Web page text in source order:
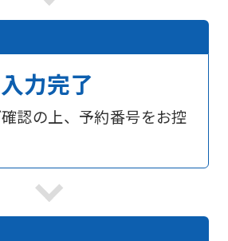
力完了
認の上、予約番号をお控